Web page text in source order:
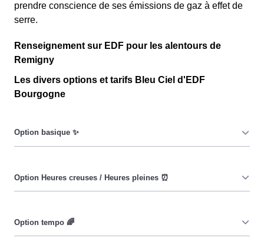
prendre conscience de ses émissions de gaz à effet de
serre.
Renseignement sur EDF pour les alentours de
Remigny
Les divers options et tarifs Bleu Ciel d'EDF
Bourgogne
date, ni de l'heure, que ce soit en à Remigny ou ailleurs.
💡
Remigny est réduit. ⚡